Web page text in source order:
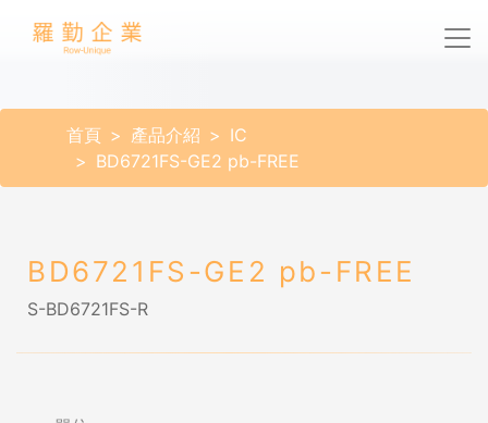
首頁 產品介紹
IC
BD6721FS-GE2 pb-FREE
BD6721FS-GE2 pb-FREE
S-BD6721FS-R